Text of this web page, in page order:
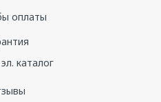
оплаты
каталог